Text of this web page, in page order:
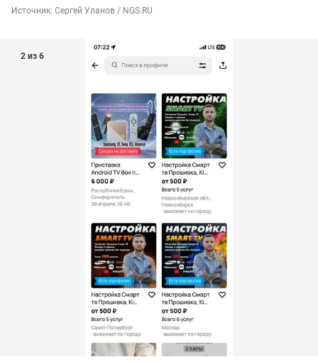
Источник: Сергей Уланов / NGS.RU
2 из 6